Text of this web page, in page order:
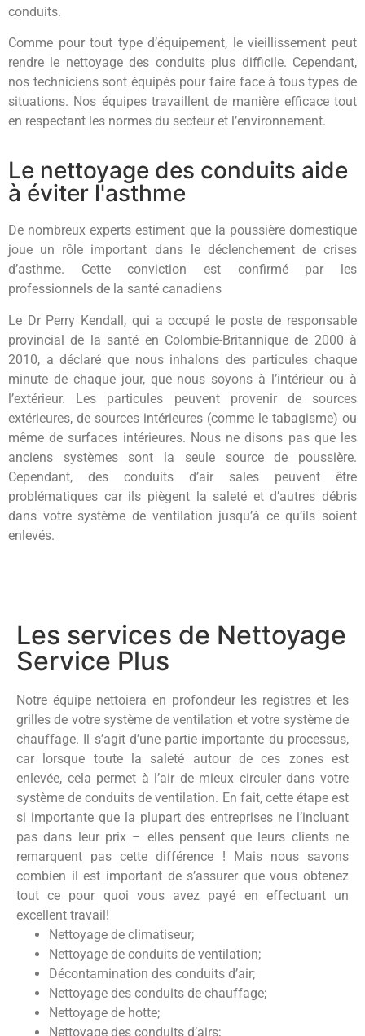
conduits.
Comme pour tout type d’équipement, le vieillissement peut
rendre le nettoyage des conduits plus difficile. Cependant,
nos techniciens sont équipés pour faire face à tous types de
situations. Nos équipes travaillent de manière efficace tout
en respectant les normes du secteur et l’environnement.
Le nettoyage des conduits aide
à éviter l'asthme
De nombreux experts estiment que la poussière domestique
joue un rôle important dans le déclenchement de crises
d’asthme. Cette conviction est confirmé par les
professionnels de la santé canadiens
Le Dr Perry Kendall, qui a occupé le poste de responsable
provincial de la santé en Colombie-Britannique de 2000 à
2010, a déclaré que nous inhalons des particules chaque
minute de chaque jour, que nous soyons à l’intérieur ou à
l’extérieur. Les particules peuvent provenir de sources
extérieures, de sources intérieures (comme le tabagisme) ou
même de surfaces intérieures. Nous ne disons pas que les
anciens systèmes sont la seule source de poussière.
Cependant, des conduits d’air sales peuvent être
problématiques car ils piègent la saleté et d’autres débris
dans votre système de ventilation jusqu’à ce qu’ils soient
enlevés.
Les services de Nettoyage
Service Plus
Notre équipe nettoiera en profondeur les registres et les
grilles de votre système de ventilation et votre système de
chauffage. Il s’agit d’une partie importante du processus,
car lorsque toute la saleté autour de ces zones est
enlevée, cela permet à l’air de mieux circuler dans votre
système de conduits de ventilation. En fait, cette étape est
si importante que la plupart des entreprises ne l’incluant
pas dans leur prix – elles pensent que leurs clients ne
remarquent pas cette différence ! Mais nous savons
combien il est important de s’assurer que vous obtenez
tout ce pour quoi vous avez payé en effectuant un
excellent travail!
Nettoyage de climatiseur;
Nettoyage de conduits de ventilation;
Décontamination des conduits d’air;
Nettoyage des conduits de chauffage;
Nettoyage de hotte;
Nettoyage des conduits d’airs;